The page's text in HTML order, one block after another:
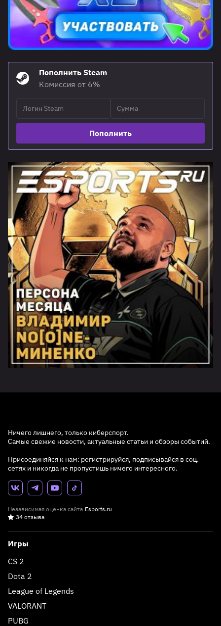
Пополнить Steam
Комиссия от 6%
Пополнить
Ничего лишнего, только киберспорт.
Самые свежие новости, актуальные статьи и обзоры событий.
Присоединяйся к нам: регистрируйся, подписывайся в соц.
сетях и никогда не пропустишь ничего интересного.
Независимая оценка сайта Esports.ru
34 отзыва
Игры
CS 2
Dota 2
League of Legends
VALORANT
PUBG